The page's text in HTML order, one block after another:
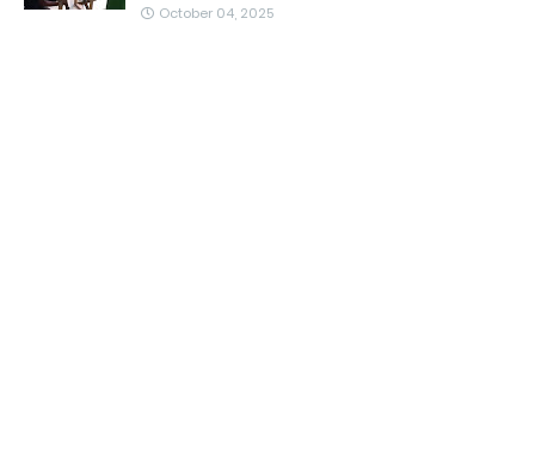
October 04, 2025